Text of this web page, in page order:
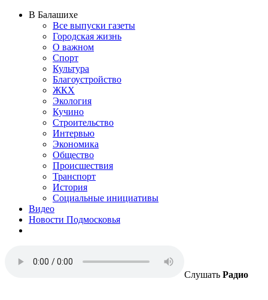
В Балашихе
Все выпуски газеты
Городская жизнь
О важном
Спорт
Культура
Благоустройство
ЖКХ
Экология
Кучино
Строительство
Интервью
Экономика
Общество
Происшествия
Транспорт
История
Социальные инициативы
Видео
Новости Подмосковья
Слушать Радио